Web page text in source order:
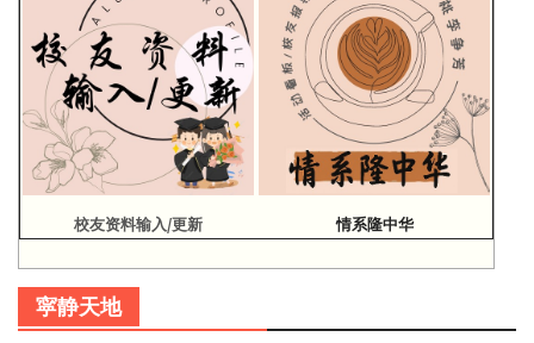
校友资料输入/更新 情系隆中华
寜静天地